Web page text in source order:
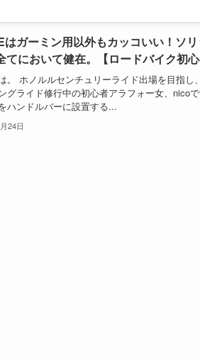
はガーミン用以外もカッコいい！ソ
てにおいて健在。【ロードバイク初心
。 ホノルルセンチュリーライド出場を目指し
グライド修行中の初心者アラフォー女、nicoで
ハンドルバーに設置する...
24日